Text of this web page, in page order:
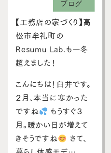
ブログ
【工務店の家づくり】高
松市牟礼町の
Resumu Lab.も一冬
超えました！
こんにちは！臼井です。
２月、本当に寒かった
ですね
もうすぐ３
月。暖かい日が増えて
きそうですね
さて、